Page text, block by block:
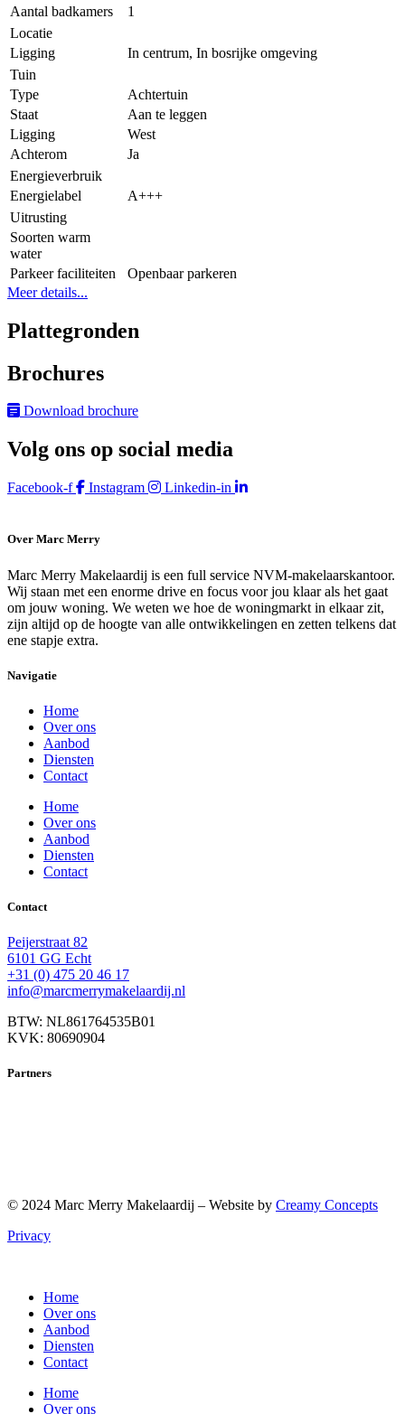
Aantal badkamers
1
Locatie
Ligging
In centrum, In bosrijke omgeving
Tuin
Type
Achtertuin
Staat
Aan te leggen
Ligging
West
Achterom
Ja
Energieverbruik
Energielabel
A+++
Uitrusting
Soorten warm
water
Parkeer faciliteiten
Openbaar parkeren
Meer details...
Plattegronden
Brochures
Download brochure
Volg ons op social media
Facebook-f Instagram Linkedin-in
Over Marc Merry
Marc Merry Makelaardij is een full service NVM-makelaarskantoor.
Wij staan met een enorme drive en focus voor jou klaar als het gaat
om jouw woning. We weten we hoe de woningmarkt in elkaar zit,
zijn altijd op de hoogte van alle ontwikkelingen en zetten telkens dat
ene stapje extra.
Navigatie
Home
Over ons
Aanbod
Diensten
Contact
Home
Over ons
Aanbod
Diensten
Contact
Contact
Peijerstraat 82
6101 GG Echt
+31 (0) 475 20 46 17
info@marcmerrymakelaardij.nl
BTW: NL861764535B01
KVK: 80690904
Partners
© 2024 Marc Merry Makelaardij – Website by Creamy Concepts
Privacy
Home
Over ons
Aanbod
Diensten
Contact
Home
Over ons